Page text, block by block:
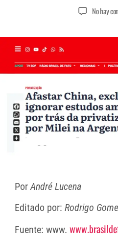
No hay
PorAndré Lucena
Editado por: Rodrigo
Fuente: www.